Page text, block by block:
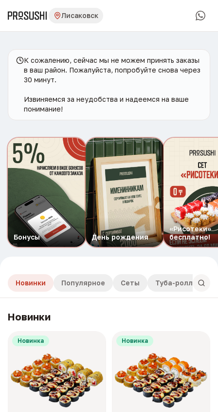
Лисаковск
К сожалению, сейчас мы не можем принять заказы
в ваш район. Пожалуйста, попробуйте снова через
30 минут.
Извиняемся за неудобства и надеемся на ваше
понимание!
Бонусы День рождения
«Рисотеки»
бесплатно!
Новинки Популярное Сеты Туба-роллы
Новинки
Новинка Новинка